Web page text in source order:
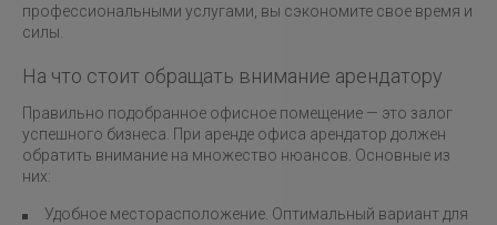
профессиональными услугами, вы сэкономите свое время и
силы.
На что стоит обращать внимание арендатору
Правильно подобранное офисное помещение — это залог
успешного бизнеса. При аренде офиса арендатор должен
обратить внимание на множество нюансов. Основные из
них:
Удобное месторасположение. Оптимальный вариант для